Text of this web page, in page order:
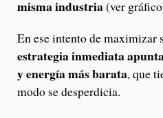
misma industria(ver
En ese intento de maximizar
estrategia inmediata
y energía más barata, que
modo se desperdicia.